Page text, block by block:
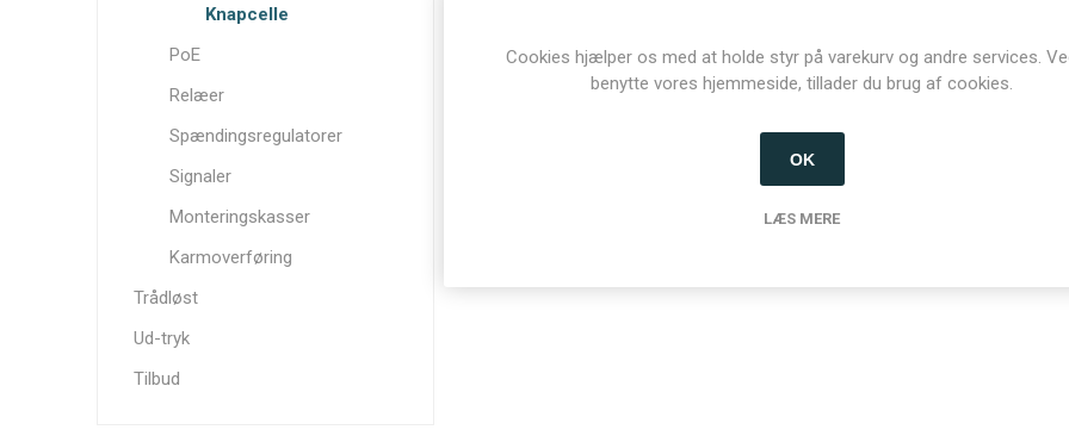
Knapcelle
PoE
Relæer
Spændingsregulatorer
Signaler
Monteringskasser
Karmoverføring
Trådløst
Ud-tryk
Tilbud
Cookies hjælper os med at holde styr på varekurv og andre services.
benytte vores hjemmeside, tillader du brug af cookies.
OK
LÆS MERE